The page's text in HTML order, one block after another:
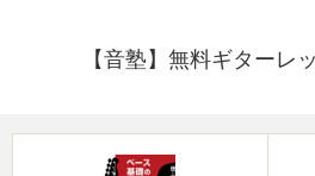
【音塾】無料ギターレ